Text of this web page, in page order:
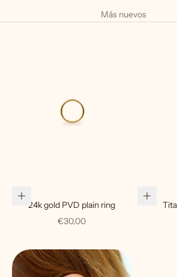
Más nuevos
Choose options
24k gold PVD plain ring
Sale price
€30,00
Choose